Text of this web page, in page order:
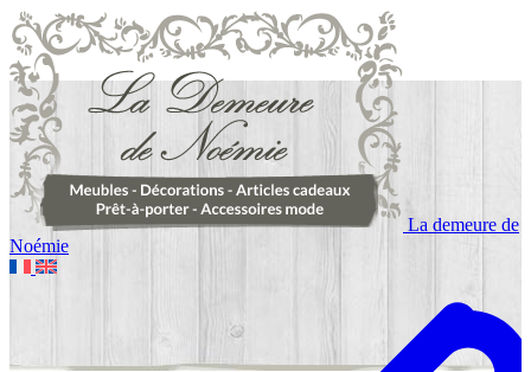
La demeure de
Noémie